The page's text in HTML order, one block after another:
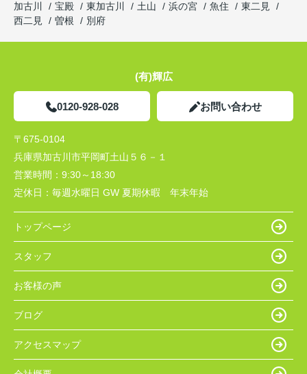
加古川
宝殿 東加古川 土山 浜の宮 魚住
東二見
西二見
曽根 別府
(有)輝広
0120-928-028 お問い合わせ
〒675-0104
兵庫県加古川市平岡町土山５６－１
営業時間： 9:30～18:30
定休日： 毎週水曜日 GW 夏期休暇 年末年始
トップページ
スタッフ
お客様の声
ブログ
アクセスマップ